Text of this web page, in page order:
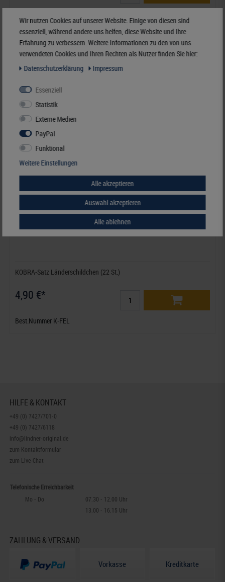
Ähnliche Artikel
KOBRA-Satz Länderschildchen (22 St.)
4,90 €*
Best.Nummer K-FEL
HILFE & KONTAKT
+49 (0) 7427/701-0
+49 (0) 7427/6118
info@lindner-original.de
zum Kontaktformular
zum Live-Chat
Telefonische Erreichbarkeit
Mo - Do
07.30 - 12.00 Uhr
13.00 - 16.15 Uhr
ZAHLUNG & VERSAND
Vorkasse Kreditkarte
Wir nutzen Cookies auf unserer Website. Einige von diesen sind
essenziell, während andere uns helfen, diese Website und Ihre
Erfahrung zu verbessern. Weitere Informationen zu den von uns
verwendeten Cookies und Ihren Rechten als Nutzer finden Sie hier:
Daten­schutz­erklärung
Impressum
Essenziell
Statistik
Externe Medien
PayPal
Funktional
Weitere Einstellungen
Alle akzeptieren
Auswahl akzeptieren
Alle ablehnen